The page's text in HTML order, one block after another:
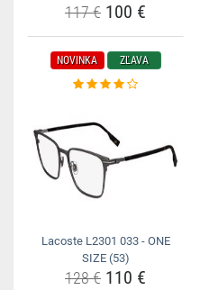
117 € 100 €
NOVINKA ZĽAVA
Lacoste L2301 033 - ONE
SIZE (53)
128 € 110 €